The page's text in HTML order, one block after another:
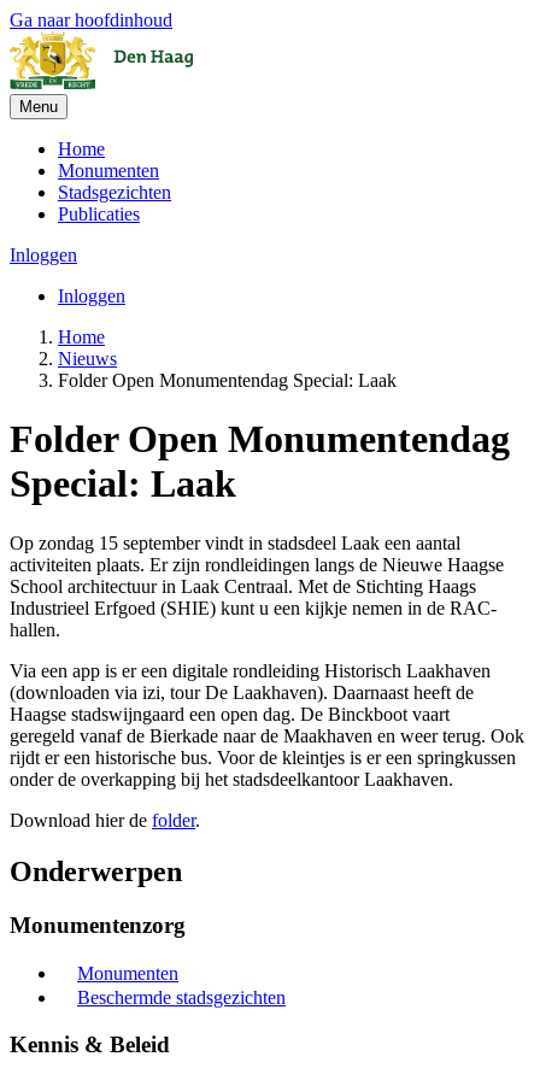
Ga naar hoofdinhoud
Menu
Home
Monumenten
Stadsgezichten
Publicaties
Inloggen
Inloggen
Home
Nieuws
Folder Open Monumentendag Special: Laak
Folder Open Monumentendag
Special: Laak
Op zondag 15 september vindt in stadsdeel Laak een aantal
activiteiten plaats. Er zijn rondleidingen langs de Nieuwe Haagse
School architectuur in Laak Centraal. Met de Stichting Haags
Industrieel Erfgoed (SHIE) kunt u een kijkje nemen in de RAC-
hallen.
Via een app is er een digitale rondleiding Historisch Laakhaven
(downloaden via izi, tour De Laakhaven). Daarnaast heeft de
Haagse stadswijngaard een open dag. De Binckboot vaart
geregeld vanaf de Bierkade naar de Maakhaven en weer terug. Ook
rijdt er een historische bus. Voor de kleintjes is er een springkussen
onder de overkapping bij het stadsdeelkantoor Laakhaven.
Download hier de folder.
Onderwerpen
Monumentenzorg
Monumenten
Beschermde stadsgezichten
Kennis & Beleid